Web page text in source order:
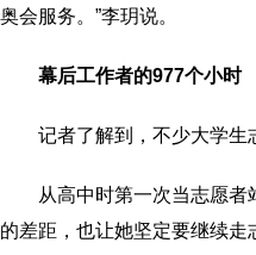
奥会服务。”李玥说。
幕后工作者的977个小时
记者了解到，不少大学生
从高中时第一次当志愿
的差距，也让她坚定要继续